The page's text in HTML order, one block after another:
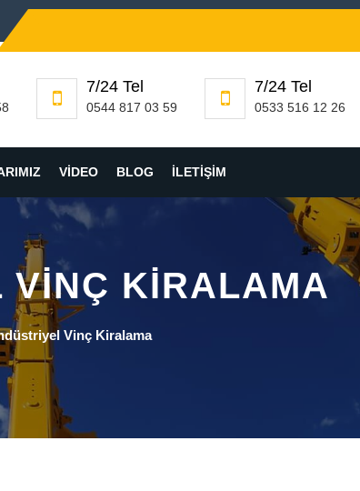
7/24 Tel
0544 817 03 59
7/24 Tel
0533 516 12 26
VIDEO BLOG İLETIŞIM
VINÇ KIRALAMA
Vinç Kiralama